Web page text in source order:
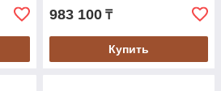
983 100 ₸
Купить